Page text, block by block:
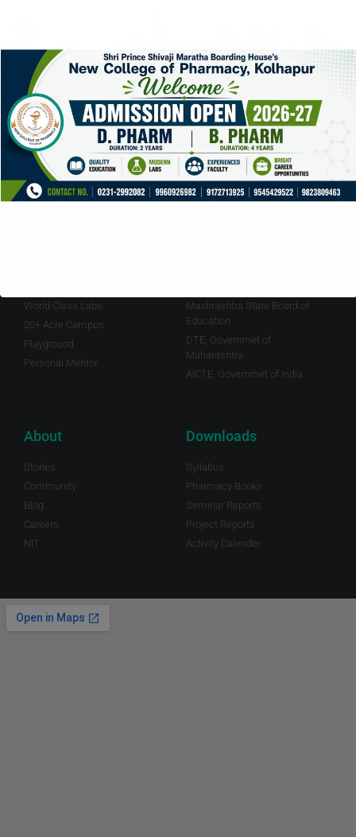
KEEP IN TOUCH
World Class Labs
20+ Acre Campus
Playground
Personal Mentor
Mashrashtra State Board of
Education
DTE, Governmet of
Maharashtra.
AICTE, Governmet of India
About
Stories
Community
Blog
Careers
NIT
Downloads
Syllabus
Pharmacy Books
Seminar Reports
Project Reports
Activity Calender